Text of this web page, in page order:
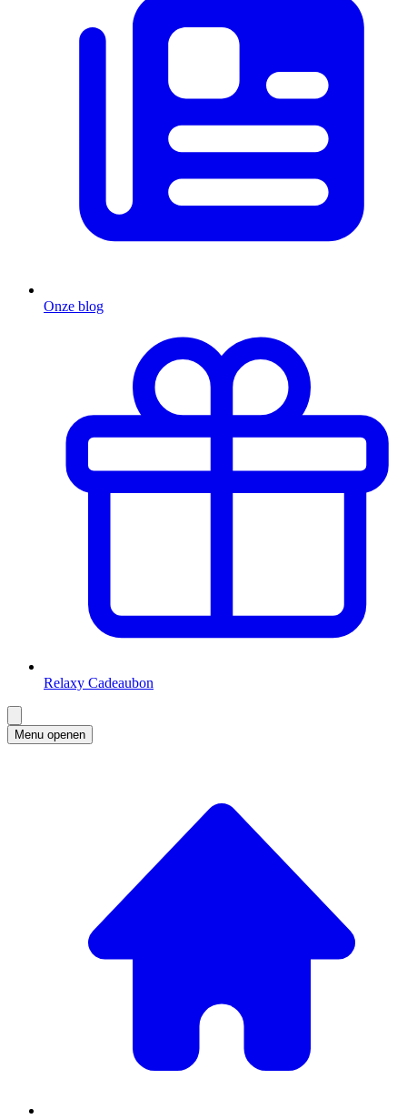
Onze blog
Relaxy Cadeaubon
Menu openen